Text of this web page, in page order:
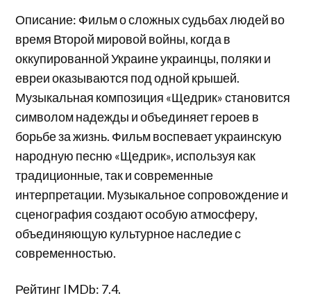
Описание: Фильм о сложных судьбах людей во
время Второй мировой войны, когда в
оккупированной Украине украинцы, поляки и
евреи оказываются под одной крышей.
Музыкальная композиция «Щедрик» становится
символом надежды и объединяет героев в
борьбе за жизнь. Фильм воспевает украинскую
народную песню «Щедрик», используя как
традиционные, так и современные
интерпретации. Музыкальное сопровождение и
сценография создают особую атмосферу,
объединяющую культурное наследие с
современностью.
Рейтинг IMDb: 7.4.